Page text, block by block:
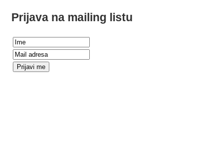
Prijava na mailing listu